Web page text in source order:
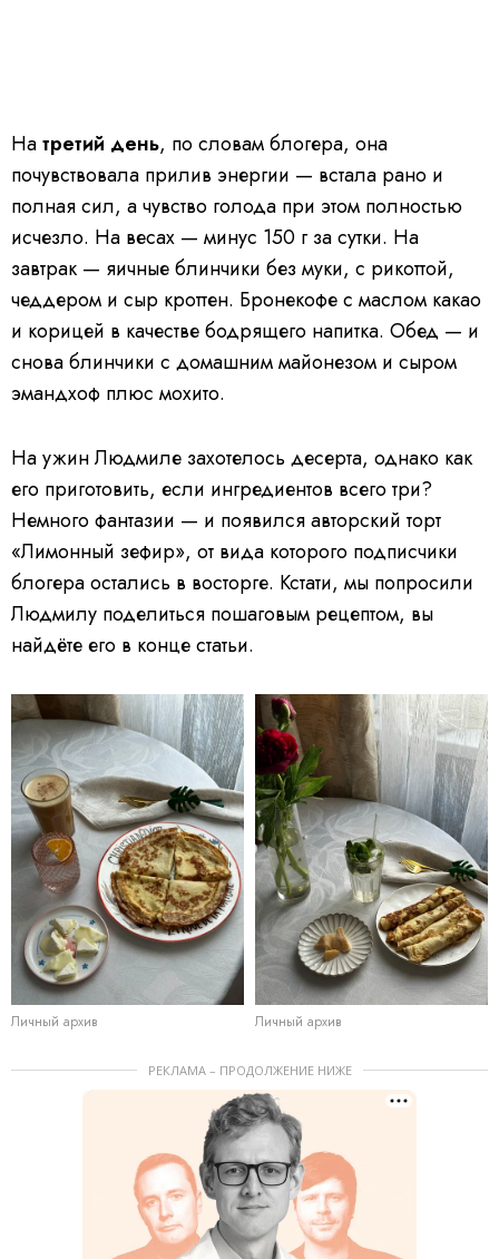
Натретий день, по словам блогера, она
почувствовала прилив энергии — встала рано и
полная сил, а чувство голода при этом полностью
исчезло. На весах — минус 150 г за сутки. На
завтрак — яичные блинчики без муки, с рикоттой,
чеддером и сыр кроттен. Бронекофе с маслом какао
и корицей в качестве бодрящего напитка. Обед — и
снова блинчики с домашним майонезом и сыром
эмандхоф плюс мохито.
На ужин Людмиле захотелось десерта, однако как
его приготовить, если ингредиентов всего три?
Немного фантазии — и появился авторский торт
«Лимонный зефир», от вида которого подписчики
блогера остались в восторге. Кстати, мы попросили
Людмилу поделиться пошаговым рецептом, вы
найдёте его в конце статьи.
Личный архив Личный архив
РЕКЛАМА – ПРОДОЛЖЕНИЕ НИЖЕ